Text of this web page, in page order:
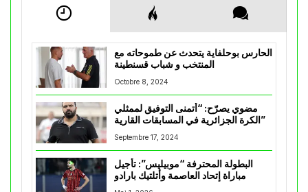
الحارس بوحلفاية يتحدث عن طموحاته مع
المنتخب و شباب قسنطينة
Octobre 8, 2024
مضوي يصرّح: “أتمنى التوفيق لممثلي
الكرة الجزائرية في المسابقات القارية”
Septembre 17, 2024
البطولة المحترفة “موبيليس”: تأجيل
مباراة إتحاد العاصمة وأتلتيك بارادو